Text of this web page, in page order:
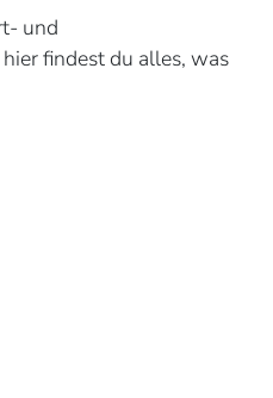
und
findest du alles, was